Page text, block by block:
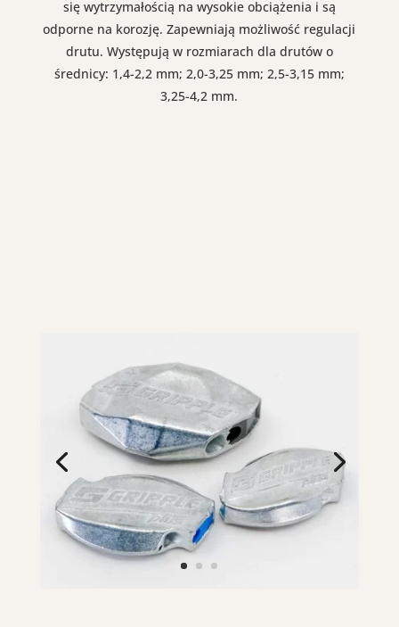
się wytrzymałością na wysokie obciążenia i są
odporne na korozję. Zapewniają możliwość regulacji
drutu. Występują w rozmiarach dla drutów o
średnicy: 1,4-2,2 mm; 2,0-3,25 mm; 2,5-3,15 mm;
3,25-4,2 mm.